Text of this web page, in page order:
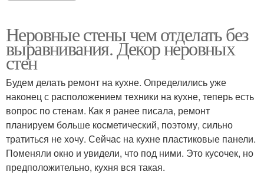
Неровные стены чем отделать без
выравнивания. Декор неровных
стен
Будем делать ремонт на кухне. Определились уже
наконец с расположением техники на кухне, теперь есть
вопрос по стенам. Как я ранее писала, ремонт
планируем больше косметический, поэтому, сильно
тратиться не хочу. Сейчас на кухне пластиковые панели.
Поменяли окно и увидели, что под ними. Это кусочек, но
предположительно, кухня вся такая.